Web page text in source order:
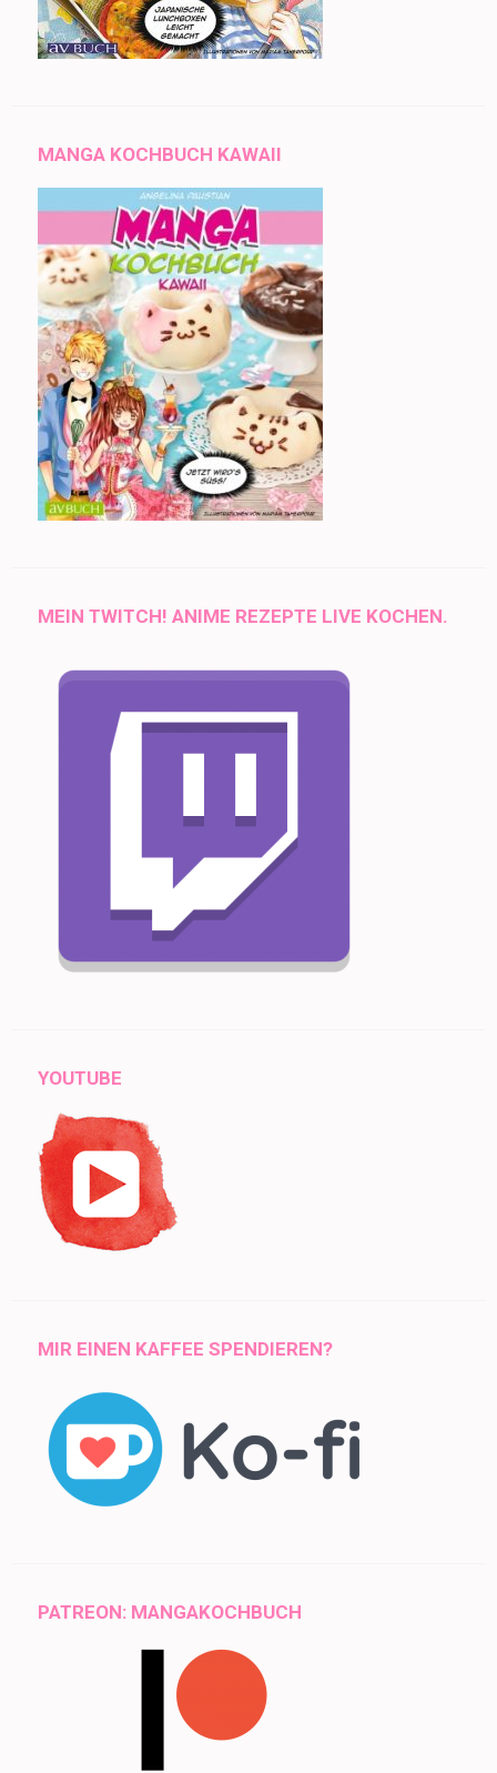
MANGA KOCHBUCH KAWAII
MEIN TWITCH! ANIME REZEPTE LIVE KOCHEN.
YOUTUBE
MIR EINEN KAFFEE SPENDIEREN?
PATREON: MANGAKOCHBUCH